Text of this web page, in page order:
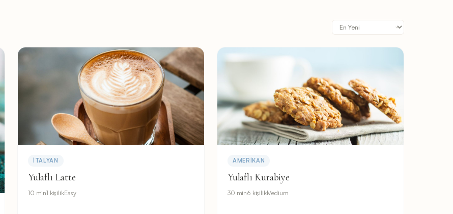
İTALYAN
Yulaflı Latte
10 min1 kişilikEasy
AMERIKAN
Yulaflı Kurabiye
30 min6 kişilikMedium